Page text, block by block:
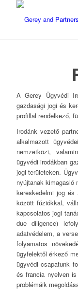
A Gerey Ügyvédi
gazdasági jogi és
profillal rendelkező,
Irodánk vezető
alkalmazott
nemzetközi,
ügyvédi irodákban
jogi területeken.
nyújtanak kimagasló
kereskedelmi jog és
között fúziókkal,
kapcsolatos jogi
due diligence)
adatvédelem, a
folyamatos
ügyfelektől érkező
ügyvédi csapatunk
és francia nyelven
problémáik